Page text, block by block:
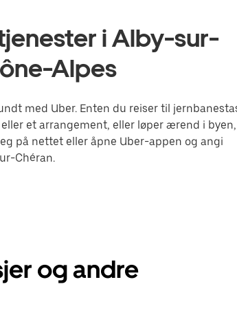
i Alby-sur-
Alpes
med Uber. Enten du reiser til
et arrangement, eller løper ærend i
på nettet eller åpne Uber-appen og angi
Chéran.
og andre